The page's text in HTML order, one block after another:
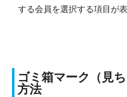
する会員を選択する項目が
ゴミ箱マーク（見
方法